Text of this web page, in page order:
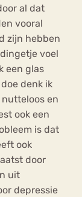
al dat
vooral
zijn hebben
voel
een glas
denk ik
en
ook een
is dat
ook
door
uit
depressie